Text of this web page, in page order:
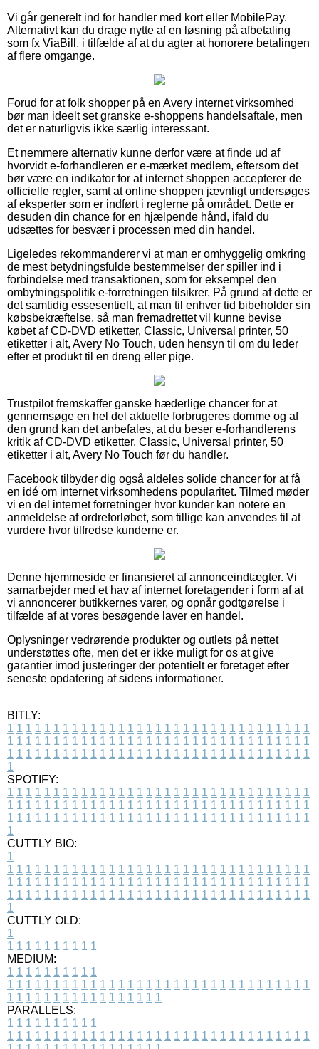
Vi går generelt ind for handler med kort eller MobilePay.
Alternativt kan du drage nytte af en løsning på afbetaling
som fx ViaBill, i tilfælde af at du agter at honorere betalingen
af flere omgange.
Forud for at folk shopper på en Avery internet virksomhed
bør man ideelt set granske e-shoppens handelsaftale, men
det er naturligvis ikke særlig interessant.
Et nemmere alternativ kunne derfor være at finde ud af
hvorvidt e-forhandleren er e-mærket medlem, eftersom det
bør være en indikator for at internet shoppen accepterer de
officielle regler, samt at online shoppen jævnligt undersøges
af eksperter som er indført i reglerne på området. Dette er
desuden din chance for en hjælpende hånd, ifald du
udsættes for besvær i processen med din handel.
Ligeledes rekommanderer vi at man er omhyggelig omkring
de mest betydningsfulde bestemmelser der spiller ind i
forbindelse med transaktionen, som for eksempel den
ombytningspolitik e-forretningen tilsikrer. På grund af dette er
det samtidig essesentielt, at man til enhver tid bibeholder sin
købsbekræftelse, så man fremadrettet vil kunne bevise
købet af CD-DVD etiketter, Classic, Universal printer, 50
etiketter i alt, Avery No Touch, uden hensyn til om du leder
efter et produkt til en dreng eller pige.
Trustpilot fremskaffer ganske hæderlige chancer for at
gennemsøge en hel del aktuelle forbrugeres domme og af
den grund kan det anbefales, at du beser e-forhandlerens
kritik af CD-DVD etiketter, Classic, Universal printer, 50
etiketter i alt, Avery No Touch før du handler.
Facebook tilbyder dig også aldeles solide chancer for at få
en idé om internet virksomhedens popularitet. Tilmed møder
vi en del internet forretninger hvor kunder kan notere en
anmeldelse af ordreforløbet, som tillige kan anvendes til at
vurdere hvor tilfredse kunderne er.
Denne hjemmeside er finansieret af annonceindtægter. Vi
samarbejder med et hav af internet foretagender i form af at
vi annoncerer butikkernes varer, og opnår godtgørelse i
tilfælde af at vores besøgende laver en handel.
Oplysninger vedrørende produkter og outlets på nettet
understøttes ofte, men det er ikke muligt for os at give
garantier imod justeringer der potentielt er foretaget efter
seneste opdatering af sidens informationer.
BITLY:
1 1 1 1 1 1 1 1 1 1 1 1 1 1 1 1 1 1 1 1 1 1 1 1 1 1 1 1 1 1 1 1 1
1 1 1 1 1 1 1 1 1 1 1 1 1 1 1 1 1 1 1 1 1 1 1 1 1 1 1 1 1 1 1 1 1
1 1 1 1 1 1 1 1 1 1 1 1 1 1 1 1 1 1 1 1 1 1 1 1 1 1 1 1 1 1 1 1 1
1
SPOTIFY:
1 1 1 1 1 1 1 1 1 1 1 1 1 1 1 1 1 1 1 1 1 1 1 1 1 1 1 1 1 1 1 1 1
1 1 1 1 1 1 1 1 1 1 1 1 1 1 1 1 1 1 1 1 1 1 1 1 1 1 1 1 1 1 1 1 1
1 1 1 1 1 1 1 1 1 1 1 1 1 1 1 1 1 1 1 1 1 1 1 1 1 1 1 1 1 1 1 1 1
1
CUTTLY BIO:
1
1 1 1 1 1 1 1 1 1 1 1 1 1 1 1 1 1 1 1 1 1 1 1 1 1 1 1 1 1 1 1 1 1
1 1 1 1 1 1 1 1 1 1 1 1 1 1 1 1 1 1 1 1 1 1 1 1 1 1 1 1 1 1 1 1 1
1 1 1 1 1 1 1 1 1 1 1 1 1 1 1 1 1 1 1 1 1 1 1 1 1 1 1 1 1 1 1 1 1
1
CUTTLY OLD:
1
1 1 1 1 1 1 1 1 1 1
MEDIUM:
1 1 1 1 1 1 1 1 1 1
1 1 1 1 1 1 1 1 1 1 1 1 1 1 1 1 1 1 1 1 1 1 1 1 1 1 1 1 1 1 1 1 1
1 1 1 1 1 1 1 1 1 1 1 1 1 1 1 1 1
PARALLELS:
1 1 1 1 1 1 1 1 1 1
1 1 1 1 1 1 1 1 1 1 1 1 1 1 1 1 1 1 1 1 1 1 1 1 1 1 1 1 1 1 1 1 1